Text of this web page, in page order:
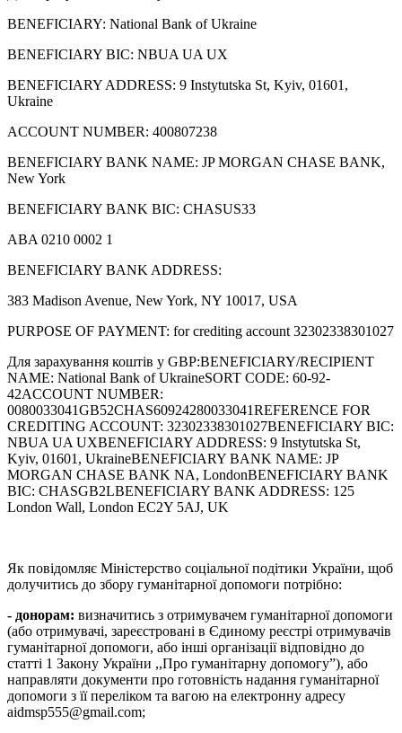
BENEFICIARY: National Bank of Ukraine
BENEFICIARY BIC: NBUA UA UX
BENEFICIARY ADDRESS: 9 Instytutska St, Kyiv, 01601,
Ukraine
ACCOUNT NUMBER: 400807238
BENEFICIARY BANK NAME: JP MORGAN CHASE BANK,
New York
BENEFICIARY BANK BIC: CHASUS33
ABA 0210 0002 1
BENEFICIARY BANK ADDRESS:
383 Madison Avenue, New York, NY 10017, USA
PURPOSE OF PAYMENT: for crediting account 32302338301027
Для зарахування коштів у GBP:BENEFICIARY/RECIPIENT
NAME: National Bank of UkraineSORT CODE: 60-92-
42ACCOUNT NUMBER:
0080033041GB52CHAS60924280033041REFERENCE FOR
CREDITING ACCOUNT: 32302338301027BENEFICIARY BIC:
NBUA UA UXBENEFICIARY ADDRESS: 9 Instytutska St,
Kyiv, 01601, UkraineBENEFICIARY BANK NAME: JP
MORGAN CHASE BANK NA, LondonBENEFICIARY BANK
BIC: CHASGB2LBENEFICIARY BANK ADDRESS: 125
London Wall, London EC2Y 5AJ, UK
Як повідомляє Міністерство соціальної подітики України, щоб
долучитись до збору гуманітарної допомоги потрібно:
- донорам: визначитись з отримувачем гуманітарної допомоги
(або отримувачі, зареєстровані в Єдиному реєстрі отримувачів
гуманітарної допомоги, або інші організації відповідно до
статті 1 Закону України ,,Про гуманітарну допомогуˮ), або
направляти документи про готовність надання гуманітарної
допомоги з її переліком та вагою на електронну адресу
aidmsp555@gmail.com;